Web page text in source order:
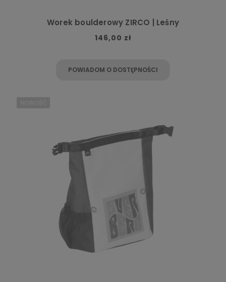
Worek boulderowy ZIRCO | Leśny
146,00 zł
POWIADOM O DOSTĘPNOŚCI